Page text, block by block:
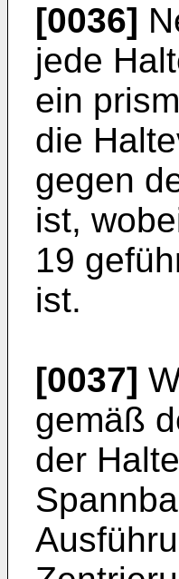
[0036]
jede
ein
die
gegen
ist,
19
ist.
[0037]
gemäß
der